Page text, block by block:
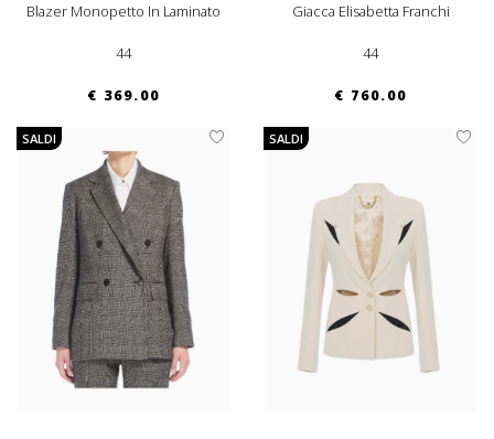
Blazer Monopetto In Laminato
44
€ 369.00
Giacca Elisabetta Franchi
44
€ 760.00
SALDI SALDI